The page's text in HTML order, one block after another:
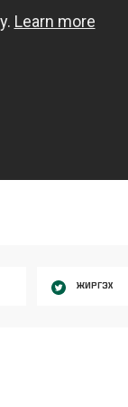
ЖИРГЭХ